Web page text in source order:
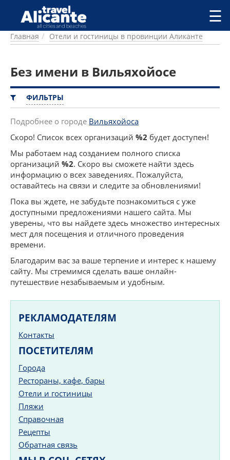
Перейти к основному содержанию
ГОРОДА
ПИТАНИЕ
ПЛЯЖИ
ДОСТОПРИМЕЧАТЕЛЬНОСТИ
КЕМПИНГ
КОМАРКИ (РАЙОНЫ)
РЕЦЕПТЫ
ПРЕДЛОЖЕНИЯ
СТАТЬИ
УСЛУГИ
☰
Главная Отели и гостиницы в провинции Аликанте
Без имени в Вильяхойосе
ФИЛЬТРЫ
Подробнее о городе Вильяхойоса
Скоро! Список всех организаций %2 будет доступен!
Мы работаем над созданием полного списка
организаций %2. Скоро вы сможете найти здесь
информацию о всех заведениях. Пожалуйста,
оставайтесь на связи и следите за обновлениями!
Пока вы ждете, не забудьте познакомиться с уже
доступными предложениями нашего сайта. Мы
уверены, что вы найдете здесь множество интересных
мест для посещения и отличного проведения
времени.
Благодарим вас за ваше терпение и интерес к нашему
сайту. Мы стремимся сделать ваше онлайн-
путешествие незабываемым и удобным.
РЕКЛАМОДАТЕЛЯМ
Контакты
ПОСЕТИТЕЛЯМ
Города
Рестораны, кафе, бары
Отели и гостиницы
Пляжи
Справочная
Рецепты
Обратная связь